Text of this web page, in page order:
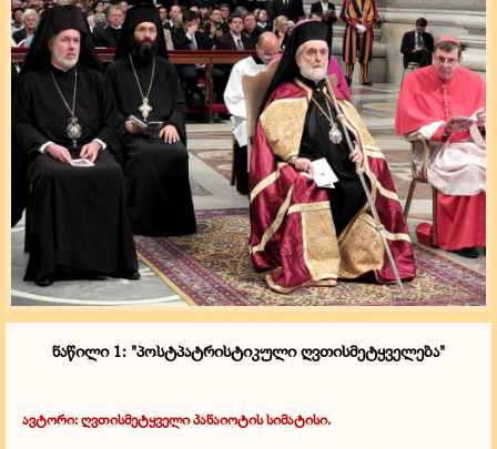
ნაწილი 1: "პოსტპატრისტიკული ღვთისმეტყველება"
ავტორი: ღვთისმეტყველი პანაიოტის სიმატისი.